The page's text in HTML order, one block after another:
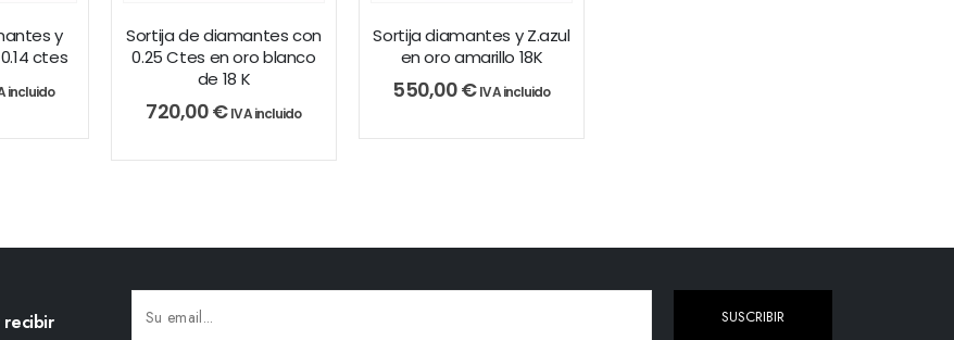
y
ctes
incluido
Sortija de diamantes con
0.25 Ctes en oro blanco
de 18 K
720,00€ IVA incluido
Sortija diamantes y Z.azul
en oro amarillo 18K
550,00€ IVA incluido
recibir
SUSCRIBIR